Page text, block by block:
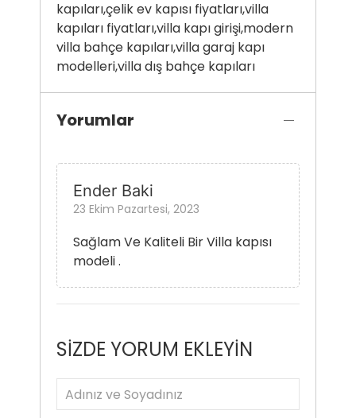
kapıları,çelik ev kapısı fiyatları,villa
kapıları fiyatları,villa kapı girişi,modern
villa bahçe kapıları,villa garaj kapı
modelleri,villa dış bahçe kapıları
Yorumlar
Ender Baki
23 Ekim Pazartesi, 2023
Sağlam Ve Kaliteli Bir Villa kapısı
modeli .
SİZDE YORUM EKLEYİN